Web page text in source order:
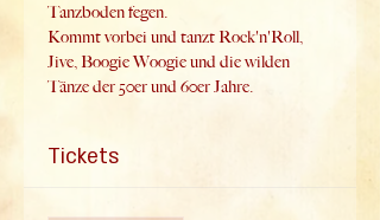
Tanzboden fegen.
Kommt vorbei und tanzt Rock'n'Roll,
Jive, Boogie Woogie und die wilden
Tänze der 50er und 60er Jahre.
Tickets